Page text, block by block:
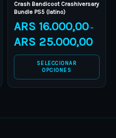
Crash Bandicoot Crashiversary
Bundle PS5 (latino)
ARS 16.000,00 –
ARS 25.000,00
SELECCIONAR
OPCIONES
on
the
product